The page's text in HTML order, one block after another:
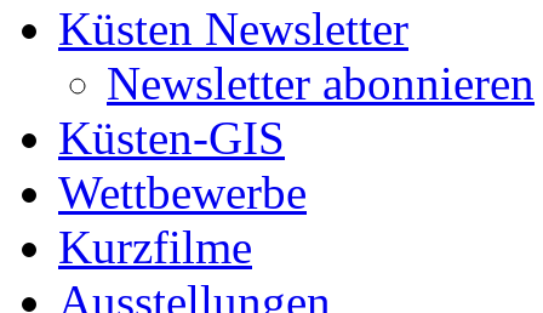
Küsten Newsletter
Newsletter abonnieren
Küsten-GIS
Wettbewerbe
Kurzfilme
Ausstellungen